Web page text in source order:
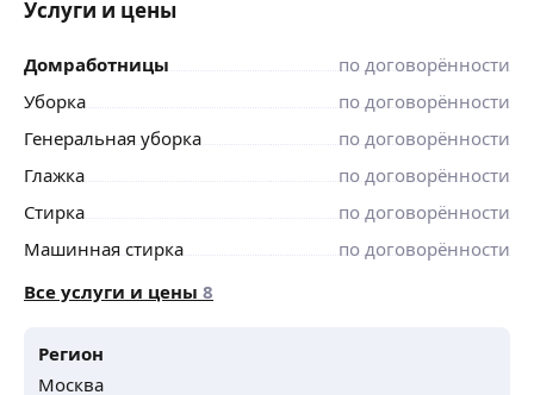
Услуги и цены
Домработницы
по договорённости
Уборка
по договорённости
Генеральная уборка
по договорённости
Глажка
по договорённости
Стирка
по договорённости
Машинная стирка
по договорённости
Все услуги и цены 8
Регион
Москва